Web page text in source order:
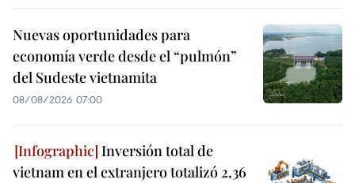
Nuevas oportunidades para
economía verde desde el “pulmón”
del Sudeste vietnamita
08/08/2026 07:00
Inversión total de
vietnam en el extranjero totalizó 2,36